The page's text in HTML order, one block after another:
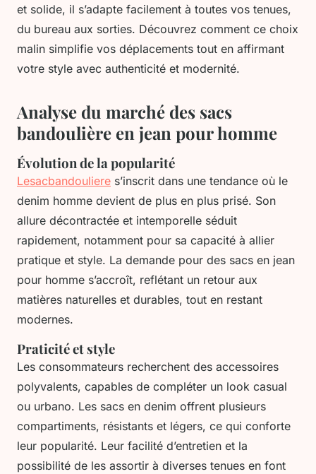
et solide, il s’adapte facilement à toutes vos tenues,
du bureau aux sorties. Découvrez comment ce choix
malin simplifie vos déplacements tout en affirmant
votre style avec authenticité et modernité.
Analyse du marché des sacs
bandoulière en jean pour homme
Évolution de la popularité
Lesacbandouliere s’inscrit dans une tendance où le
denim homme devient de plus en plus prisé. Son
allure décontractée et intemporelle séduit
rapidement, notamment pour sa capacité à allier
pratique et style. La demande pour des sacs en jean
pour homme s’accroît, reflétant un retour aux
matières naturelles et durables, tout en restant
modernes.
Praticité et style
Les consommateurs recherchent des accessoires
polyvalents, capables de compléter un look casual
ou urbano. Les sacs en denim offrent plusieurs
compartiments, résistants et légers, ce qui conforte
leur popularité. Leur facilité d’entretien et la
possibilité de les assortir à diverses tenues en font